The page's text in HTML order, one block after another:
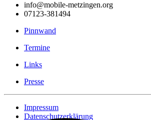
info@mobile-metzingen.org
07123-381494
Pinnwand
Termine
Links
Presse
Impressum
Datenschutzerklärung